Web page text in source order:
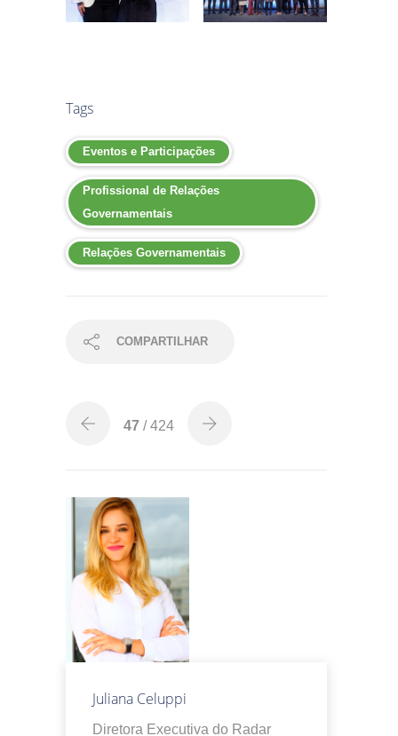
Tags
Eventos e Participações
Profissional de Relações
Governamentais
Relações Governamentais
COMPARTILHAR
47 / 424
Juliana Celuppi
Diretora Executiva do Radar